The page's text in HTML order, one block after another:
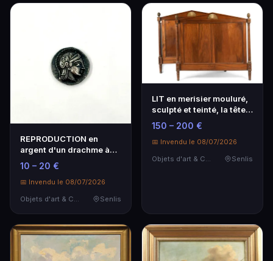
REPRODUCTION en
argent d'un drachme à
l'effigie d'Athéna cas…
10 – 20 €
📅 Invendu le 08/07/2026
Objets d'art & Curiosités
Senlis
LIT en merisier mouluré,
sculpté et teinté, la tête
et le pi…
150 – 200 €
📅 Invendu le 08/07/2026
Objets d'art & Curiosités
Senlis